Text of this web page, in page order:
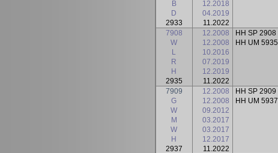
B
D
2933
12.2018
04.2019
11.2022
7908
W
L
R
H
2935
12.2008
12.2008
10.2016
07.2019
12.2019
11.2022
HH SP 2908
HH UM 5935
7909
G
W
M
W
H
2937
12.2008
12.2008
09.2012
03.2017
03.2017
12.2017
11.2022
HH SP 2909
HH UM 5937